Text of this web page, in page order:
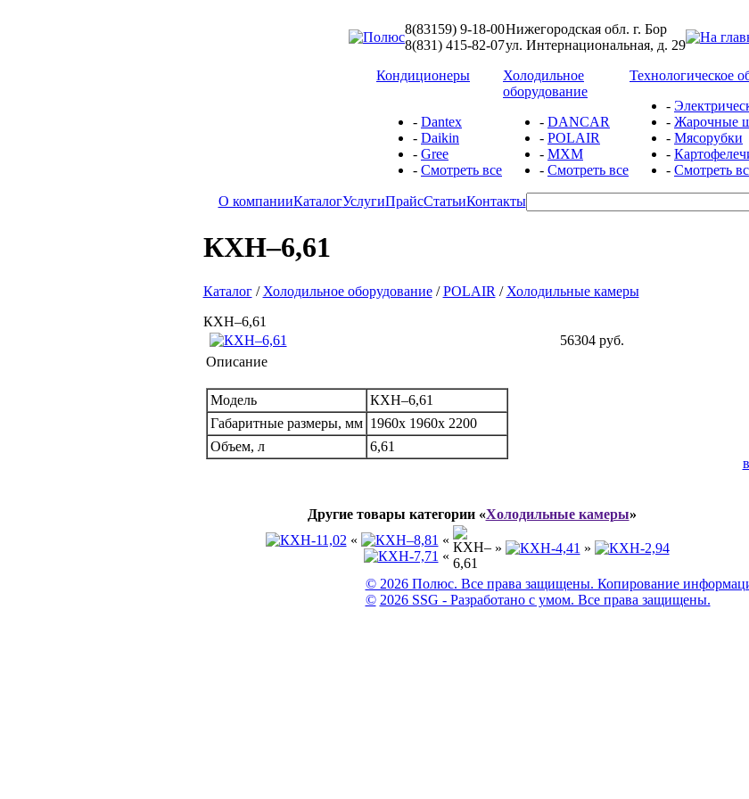
8(83159) 9-18-00
8(831) 415-82-07
Нижегородская обл. г. Бор
ул. Интернациональная, д. 29
Кондиционеры
- Dantex
- Daikin
- Gree
- Смотреть все
Холодильное
оборудование
- DANCAR
- POLAIR
- МХМ
- Смотреть все
Технологическое
-
- Жарочные
- Мясорубки
-
- Смотреть
О компанииКаталогУслугиПрайсСтатьиКонтакты
КХН–6,61
Каталог/ Холодильное оборудование/POLAIR / Холодильные камеры
КХН–6,61
56304 руб.
Описание
Модель
КХН–6,61
Габаритные размеры, мм 1960х 1960х 2200
Объем, л
6,61
Другие товары категории «Холодильные камеры»
«
«
«
» »
© 2026 Полюс. Все права защищены. Копирование
© 2026 SSG - Разработано с умом. Все права защищены.